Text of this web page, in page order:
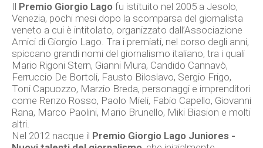
Il Premio Giorgio Lago fu istituito nel 2005 a Jesolo,
Venezia, pochi mesi dopo la scomparsa del giornalista
veneto a cui è intitolato, organizzato dall’Associazione
Amici di Giorgio Lago. Tra i premiati, nel corso degli anni,
spiccano grandi nomi del giornalismo italiano, tra i quali
Mario Rigoni Stern, Gianni Mura, Candido Cannavò,
Ferruccio De Bortoli, Fausto Biloslavo, Sergio Frigo,
Toni Capuozzo, Marzio Breda, personaggi e imprenditori
come Renzo Rosso, Paolo Mieli, Fabio Capello, Giovanni
Rana, Marco Paolini, Mario Brunello, Miki Biasion e molti
altri.
Nel 2012 nacque il Premio Giorgio Lago Juniores -